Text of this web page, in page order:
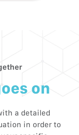
on
a detailed
in order to